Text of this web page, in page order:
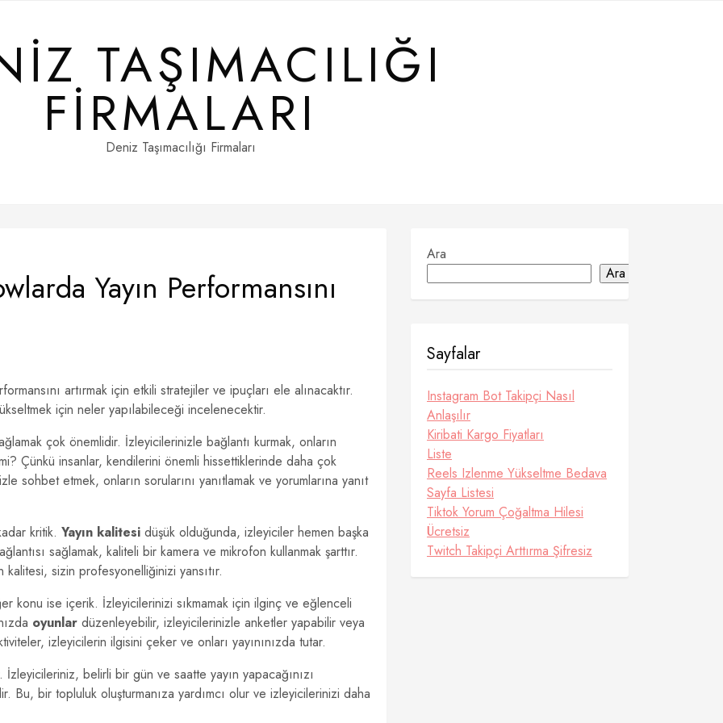
TAŞIMACILIĞI
FIRMALARI
Deniz Taşımacılığı Firmaları
Yayın Performansını
artırmak için etkili stratejiler ve ipuçları ele alınacaktır.
için neler yapılabileceği incelenecektir.
çok önemlidir. İzleyicilerinizle bağlantı kurmak, onların
Çünkü insanlar, kendilerini önemli hissettiklerinde daha çok
sohbet etmek, onların sorularını yanıtlamak ve yorumlarına yanıt
kritik. Yayın kalitesi düşük olduğunda, izleyiciler hemen başka
sağlamak, kaliteli bir kamera ve mikrofon kullanmak şarttır.
kalitesi, sizin profesyonelliğinizi yansıtır.
konu ise içerik. İzleyicilerinizi sıkmamak için ilginç ve eğlenceli
oyunlar düzenleyebilir, izleyicilerinizle anketler yapabilir veya
izleyicilerin ilgisini çeker ve onları yayınınızda tutar.
belirli bir gün ve saatte yayın yapacağınızı
bir topluluk oluşturmanıza yardımcı olur ve izleyicilerinizi daha
Ara
Ara
Sayfalar
Instagram Bot Takipçi Nasıl
Anlaşılır
Kiribati Kargo Fiyatları
Liste
Reels Izlenme Yükseltme Bedava
Sayfa Listesi
Tiktok Yorum Çoğaltma Hilesi
Ücretsiz
Twitch Takipçi Arttırma Şifresiz